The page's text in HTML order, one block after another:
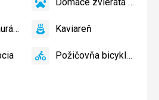
Domáce
povolené
Domáce zvieratá povolené
áno
Hotelová reštaurácia KaviareňKaviareň
áno
Požičovňa
Požičovňa bicyklov
áno